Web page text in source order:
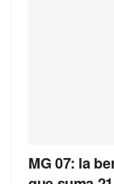
MG 07: la